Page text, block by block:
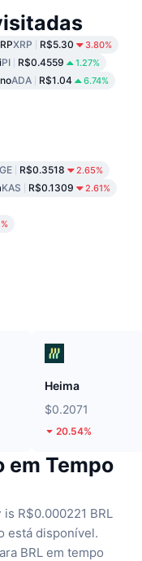
XRP R$5.30 3.80%
PI R$0.4559 1.27%
ADA R$1.04 6.74%
R$0.3518 2.65%
KAS R$0.1309 2.61%
Heima
$0.2071
20.54%
em Tempo
is R$0.000221 BRL
está disponível.
BRL em tempo